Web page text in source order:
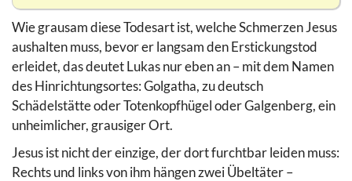
Wie grausam diese Todesart ist, welche Schmerzen Jesus
aushalten muss, bevor er langsam den Erstickungstod
erleidet, das deutet Lukas nur eben an – mit dem Namen
des Hinrichtungsortes: Golgatha, zu deutsch
Schädelstätte oder Totenkopfhügel oder Galgenberg, ein
unheimlicher, grausiger Ort.
Jesus ist nicht der einzige, der dort furchtbar leiden muss:
Rechts und links von ihm hängen zwei Übeltäter –